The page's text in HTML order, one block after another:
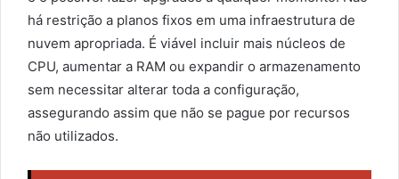
há restrição a planos fixos em uma infraestrutura de
nuvem apropriada. É viável incluir mais núcleos de
CPU, aumentar a RAM ou expandir o armazenamento
sem necessitar alterar toda a configuração,
assegurando assim que não se pague por recursos
não utilizados.